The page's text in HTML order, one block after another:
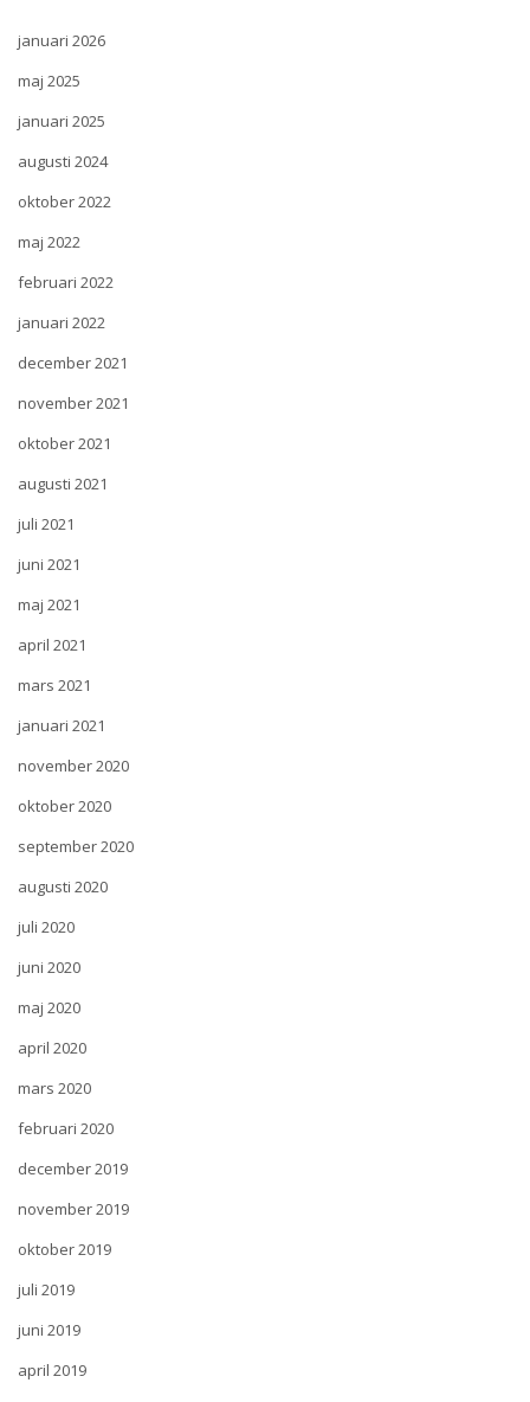
januari 2026
maj 2025
januari 2025
augusti 2024
oktober 2022
maj 2022
februari 2022
januari 2022
december 2021
november 2021
oktober 2021
augusti 2021
juli 2021
juni 2021
maj 2021
april 2021
mars 2021
januari 2021
november 2020
oktober 2020
september 2020
augusti 2020
juli 2020
juni 2020
maj 2020
april 2020
mars 2020
februari 2020
december 2019
november 2019
oktober 2019
juli 2019
juni 2019
april 2019